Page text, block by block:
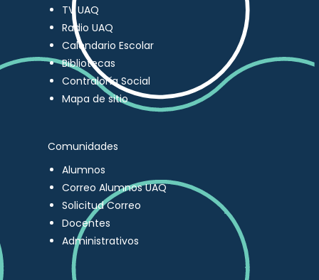
TV UAQ
Radio UAQ
Calendario Escolar
Bibliotecas
Contraloría Social
Mapa de sitio
Comunidades
Alumnos
Correo Alumnos UAQ
Solicitud Correo
Docentes
Administrativos